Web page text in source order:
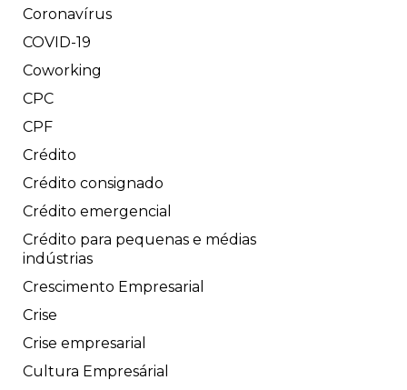
Coronavírus
COVID-19
Coworking
CPC
CPF
Crédito
Crédito consignado
Crédito emergencial
Crédito para pequenas e médias
indústrias
Crescimento Empresarial
Crise
Crise empresarial
Cultura Empresárial